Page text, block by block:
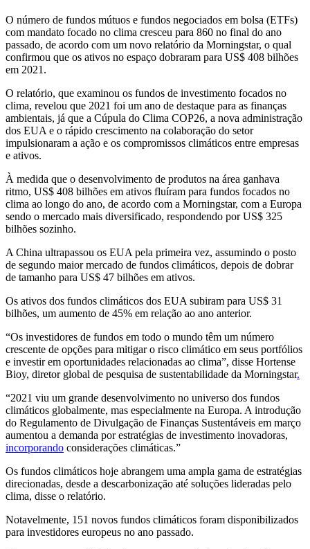
O número de fundos mútuos e fundos negociados em bolsa (ETFs)
com mandato focado no clima cresceu para 860 no final do ano
passado, de acordo com um novo relatório da Morningstar, o qual
confirmou que os ativos no espaço dobraram para US$ 408 bilhões
em 2021.
O relatório, que examinou os fundos de investimento focados no
clima, revelou que 2021 foi um ano de destaque para as finanças
ambientais, já que a Cúpula do Clima COP26, a nova administração
dos EUA e o rápido crescimento na colaboração do setor
impulsionaram a ação e os compromissos climáticos entre empresas
e ativos.
À medida que o desenvolvimento de produtos na área ganhava
ritmo, US$ 408 bilhões em ativos fluíram para fundos focados no
clima ao longo do ano, de acordo com a Morningstar, com a Europa
sendo o mercado mais diversificado, respondendo por US$ 325
bilhões sozinho.
A China ultrapassou os EUA pela primeira vez, assumindo o posto
de segundo maior mercado de fundos climáticos, depois de dobrar
de tamanho para US$ 47 bilhões em ativos.
Os ativos dos fundos climáticos dos EUA subiram para US$ 31
bilhões, um aumento de 45% em relação ao ano anterior.
“Os investidores de fundos em todo o mundo têm um número
crescente de opções para mitigar o risco climático em seus portfólios
e investir em oportunidades relacionadas ao clima”, disse Hortense
Bioy, diretor global de pesquisa de sustentabilidade da Morningstar.
“2021 viu um grande desenvolvimento no universo dos fundos
climáticos globalmente, mas especialmente na Europa. A introdução
do Regulamento de Divulgação de Finanças Sustentáveis ​​em março
aumentou a demanda por estratégias de investimento inovadoras,
incorporando considerações climáticas.”
Os fundos climáticos hoje abrangem uma ampla gama de estratégias
direcionadas, desde a descarbonização até soluções lideradas pelo
clima, disse o relatório.
Notavelmente, 151 novos fundos climáticos foram disponibilizados
para investidores europeus no ano passado.